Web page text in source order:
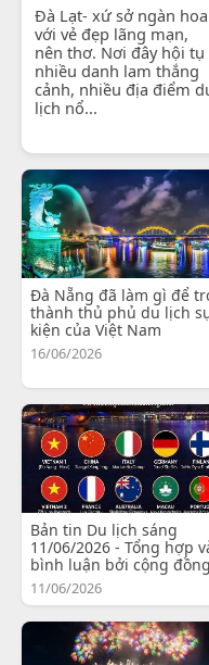
Đà Lạt- xứ sở ngàn hoa
với vẻ đẹp lãng mạn,
nên thơ. Nơi đây hội tụ
nhiều danh lam thắng
cảnh, nhiều địa điểm
lịch nổ...
Đà Nẵng đã làm gì để
thành thủ phủ du lịch
kiện của Việt Nam
16/06/2026
Bản tin Du lịch sáng
11/06/2026 - Tổng hợp
bình luận bởi cộng đồng
11/06/2026